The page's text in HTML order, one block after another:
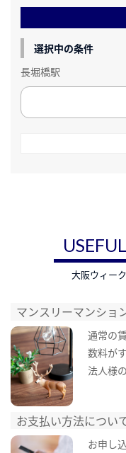
選択中の条件
長堀橋駅
大阪ウィー
マンスリーマンショ
通常の
数料が
法人様
お支払い方法につい
お申し